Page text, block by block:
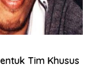
Tim Khusus